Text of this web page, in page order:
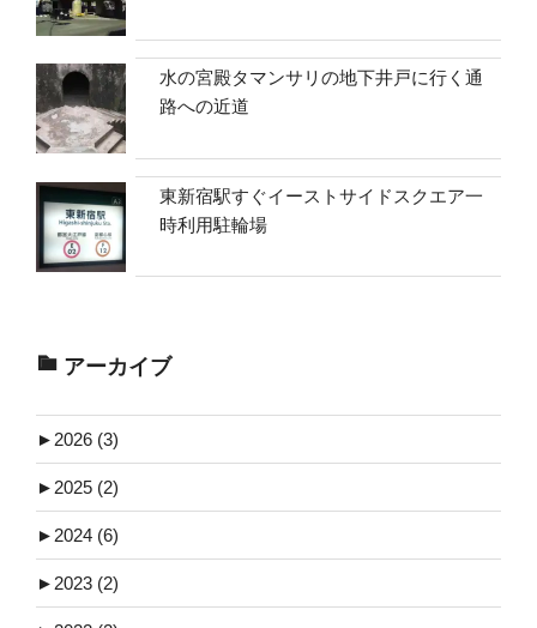
水の宮殿タマンサリの地下井戸に行く通
路への近道
東新宿駅すぐイーストサイドスクエア一
時利用駐輪場
アーカイブ
► 2026 (3)
► 2025 (2)
► 2024 (6)
► 2023 (2)